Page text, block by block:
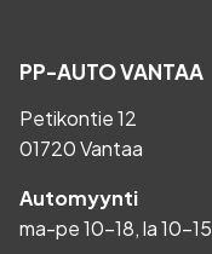
PP-AUTO VANTAA
Petikontie 12
01720 Vantaa
Automyynti
ma-pe 10-18, la 10-15